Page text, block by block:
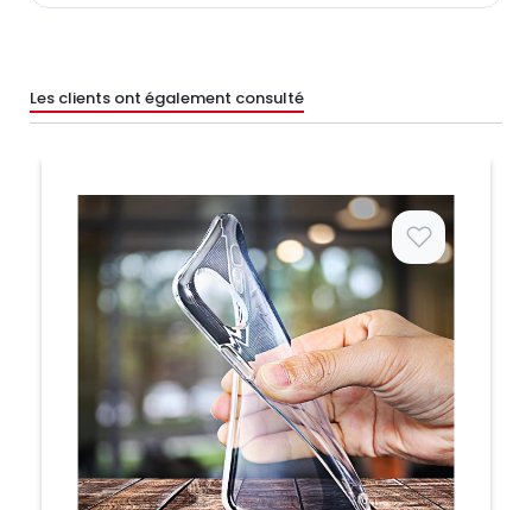
Les clients ont également consulté
Prix